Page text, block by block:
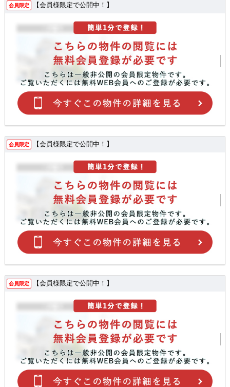
会員限定 【会員様限定で公開中！】
会員限定 【会員様限定で公開中！】
会員限定 【会員様限定で公開中！】